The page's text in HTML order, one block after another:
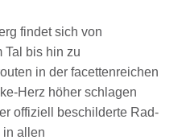
findet sich von
Tal bis hin zu
in der facettenreichen
Herz höher schlagen
offiziell beschilderte Rad-
in allen